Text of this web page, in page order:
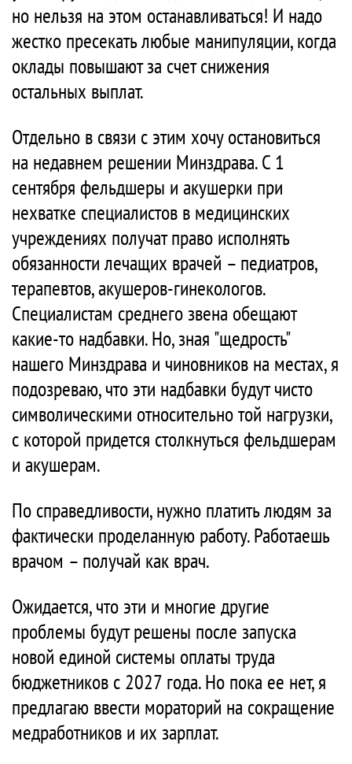
но нельзя на этом останавливаться! И надо
жестко пресекать любые манипуляции, когда
оклады повышают за счет снижения
остальных выплат.
Отдельно в связи с этим хочу остановиться
на недавнем решении Минздрава. С 1
сентября фельдшеры и акушерки при
нехватке специалистов в медицинских
учреждениях получат право исполнять
обязанности лечащих врачей – педиатров,
терапевтов, акушеров-гинекологов.
Специалистам среднего звена обещают
какие-то надбавки. Но, зная "щедрость"
нашего Минздрава и чиновников на местах, я
подозреваю, что эти надбавки будут чисто
символическими относительно той нагрузки,
с которой придется столкнуться фельдшерам
и акушерам.
По справедливости, нужно платить людям за
фактически проделанную работу. Работаешь
врачом – получай как врач.
Ожидается, что эти и многие другие
проблемы будут решены после запуска
новой единой системы оплаты труда
бюджетников с 2027 года. Но пока ее нет, я
предлагаю ввести мораторий на сокращение
медработников и их зарплат.